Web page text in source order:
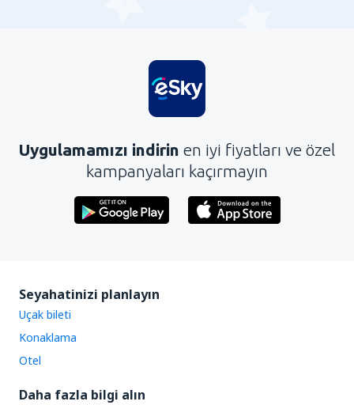
Uygulamamızı indirin en iyi fiyatları ve özel
kampanyaları kaçırmayın
Seyahatinizi planlayın
Uçak bileti
Konaklama
Otel
Daha fazla bilgi alın